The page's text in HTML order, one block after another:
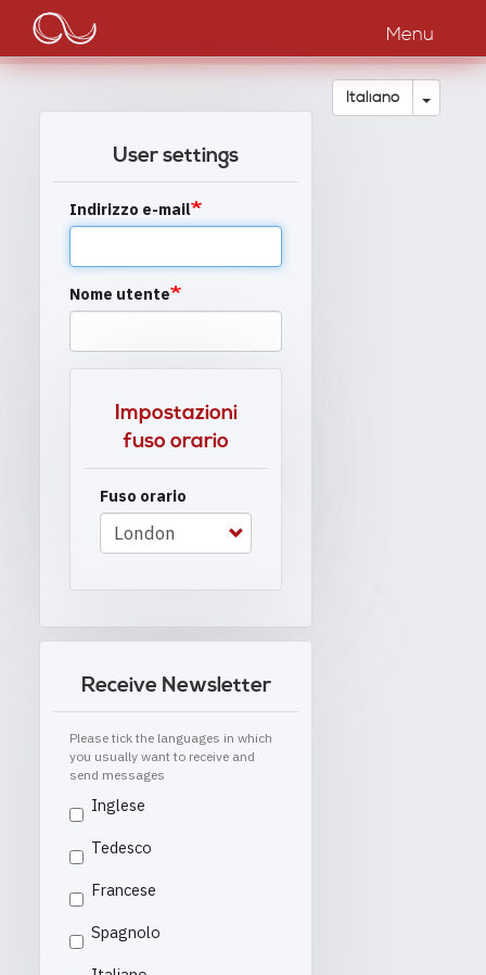
contenuto
principale
Main
navigation
Menu
Italiano Toggle
User settings
Indirizzo e-mail
Nome utente
Impostazioni
fuso orario
Fuso orario
Receive Newsletter
Please tick the languages in which
you usually want to receive and
send messages
Inglese
Tedesco
Francese
Spagnolo